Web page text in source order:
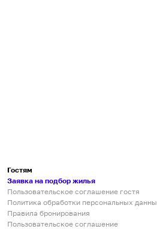
Гостям
Заявка на подбор жилья
Пользовательское соглашение гостя
Политика обработки персональных
Правила бронирования
Пользовательское соглашение